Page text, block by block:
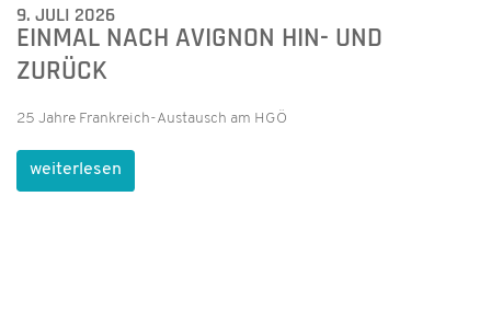
9. JULI 2026
EINMAL NACH AVIGNON HIN- UND
ZURÜCK
25 Jahre Frankreich-Austausch am HGÖ
weiterlesen